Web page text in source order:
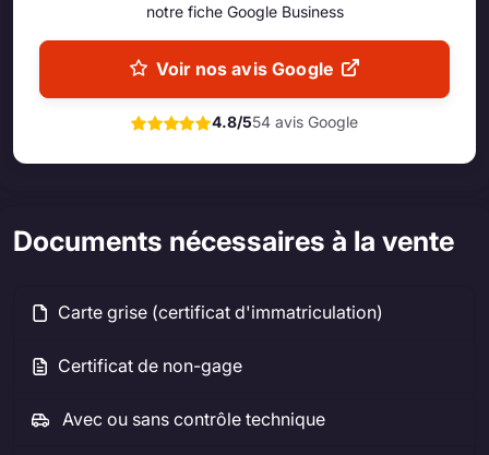
notre fiche Google Business
Voir nos avis Google
4.8/554 avis Google
Documents nécessaires à la vente
Carte grise (certificat d'immatriculation)
Certificat de non-gage
Avec ou sans contrôle technique